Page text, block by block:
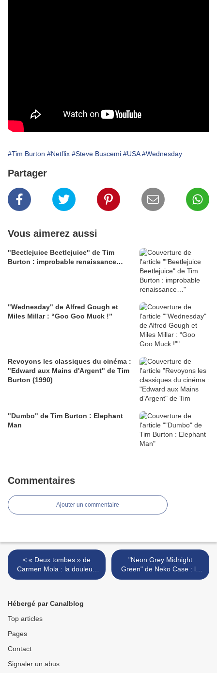
#Tim Burton #Netflix #Steve Buscemi #USA #Wednesday
Partager
Vous aimerez aussi
"Beetlejuice Beetlejuice" de Tim
Burton : improbable renaissance…
"Wednesday" de Alfred Gough et
Miles Millar : “Goo Goo Muck !”
Revoyons les classiques du cinéma :
"Edward aux Mains d'Argent" de Tim
Burton (1990)
"Dumbo" de Tim Burton : Elephant
Man
Commentaires
Ajouter un commentaire
< « Deux tombes » de
Carmen Mola : la douleur,
la rage et les
"Neon Grey Midnight
Green" de Neko Case : la
nuit en couleurs… >
Hébergé par Canalblog
Top articles
Pages
Contact
Signaler un abus